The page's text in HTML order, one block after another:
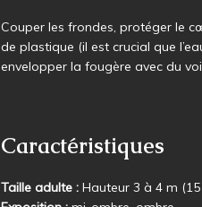
Couper les frondes, protéger le
de plastique (il est crucial que
envelopper la fougère avec du
Caractéristiques
Taille adulte : Hauteur 3 à 4 m